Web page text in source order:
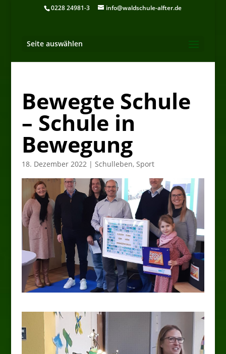
0228 24981-3 info@waldschule-alfter.de
Seite auswählen
Bewegte Schule
– Schule in
Bewegung
18. Dezember 2022| Schulleben, Sport